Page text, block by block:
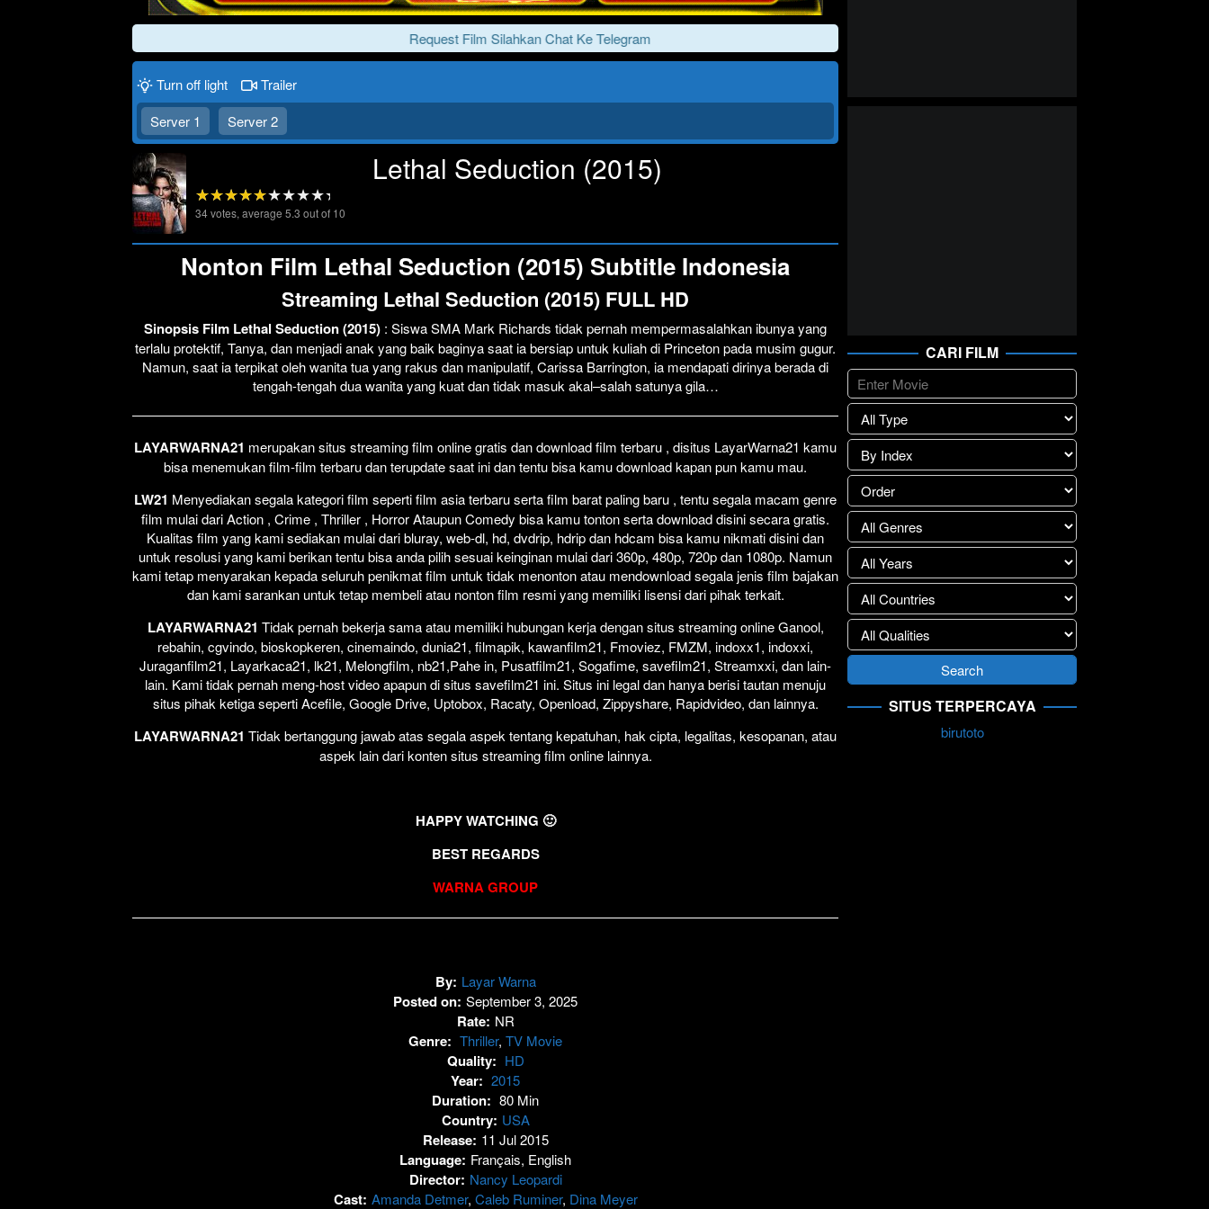
Request Film Silahkan Chat Ke Telegram
Lewati >>>
Click To Play
Turn off light
Trailer
Server 1
Server 2
Lethal Seduction (2015)
34votes, average 5.3 out of 10
Nonton Film Lethal Seduction (2015) Subtitle Indonesia
Streaming Lethal Seduction (2015) FULL HD
Sinopsis Film Lethal Seduction (2015) : Siswa SMA Mark Richards tidak pernah mempermasalahkan ibunya yang
terlalu protektif, Tanya, dan menjadi anak yang baik baginya saat ia bersiap untuk kuliah di Princeton pada musim gugur.
Namun, saat ia terpikat oleh wanita tua yang rakus dan manipulatif, Carissa Barrington, ia mendapati dirinya berada di
tengah-tengah dua wanita yang kuat dan tidak masuk akal–salah satunya gila…
LAYARWARNA21 merupakan situs streaming film online gratis dan download film terbaru , disitus LayarWarna21 kamu
bisa menemukan film-film terbaru dan terupdate saat ini dan tentu bisa kamu download kapan pun kamu mau.
LW21 Menyediakan segala kategori film seperti film asia terbaru serta film barat paling baru , tentu segala macam genre
film mulai dari Action , Crime , Thriller , Horror Ataupun Comedy bisa kamu tonton serta download disini secara gratis.
Kualitas film yang kami sediakan mulai dari bluray, web-dl, hd, dvdrip, hdrip dan hdcam bisa kamu nikmati disini dan
untuk resolusi yang kami berikan tentu bisa anda pilih sesuai keinginan mulai dari 360p, 480p, 720p dan 1080p. Namun
kami tetap menyarakan kepada seluruh penikmat film untuk tidak menonton atau mendownload segala jenis film bajakan
dan kami sarankan untuk tetap membeli atau nonton film resmi yang memiliki lisensi dari pihak terkait.
LAYARWARNA21 Tidak pernah bekerja sama atau memiliki hubungan kerja dengan situs streaming online Ganool,
rebahin, cgvindo, bioskopkeren, cinemaindo, dunia21, filmapik, kawanfilm21, Fmoviez, FMZM, indoxx1, indoxxi,
Juraganfilm21, Layarkaca21, lk21, Melongfilm, nb21,Pahe in, Pusatfilm21, Sogafime, savefilm21, Streamxxi, dan lain-
lain. Kami tidak pernah meng-host video apapun di situs savefilm21 ini. Situs ini legal dan hanya berisi tautan menuju
situs pihak ketiga seperti Acefile, Google Drive, Uptobox, Racaty, Openload, Zippyshare, Rapidvideo, dan lainnya.
LAYARWARNA21 Tidak bertanggung jawab atas segala aspek tentang kepatuhan, hak cipta, legalitas, kesopanan, atau
aspek lain dari konten situs streaming film online lainnya.
HAPPY WATCHING 🙂
BEST REGARDS
WARNA GROUP
By: Layar Warna
Posted on: September 3, 2025
Rate: NR
Genre: Thriller, TV Movie
Quality: HD
Year: 2015
Duration: 80 Min
Country: USA
Release: 11 Jul 2015
Language: Français, English
Director: Nancy Leopardi
Cast: Amanda Detmer, Caleb Ruminer, Dina Meyer
CARI FILM
SITUS TERPERCAYA
birutoto